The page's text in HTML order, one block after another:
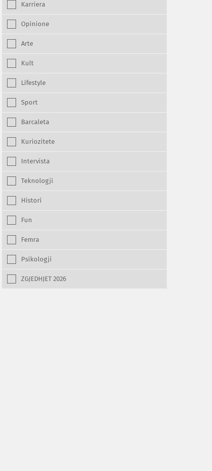
Karriera
Opinione
Arte
Kult
Lifestyle
Sport
Barcaleta
Kuriozitete
Intervista
Teknologji
Histori
Fun
Femra
Psikologji
ZGJEDHJET 2026